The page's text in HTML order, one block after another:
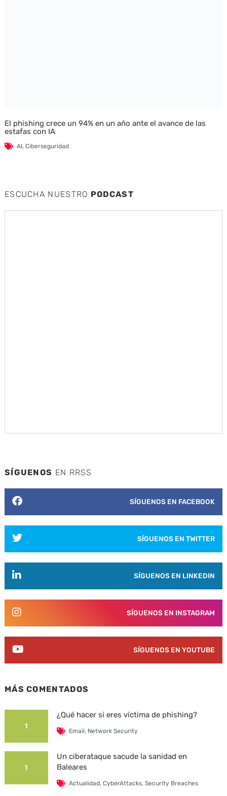
El phishing crece un 94% en un año ante el avance de las
estafas con IA
AI, Ciberseguridad
ESCUCHA NUESTRO PODCAST
SÍGUENOS EN RRSS
SÍGUENOS EN FACEBOOK
SÍGUENOS EN TWITTER
SÍGUENOS EN LINKEDIN
SÍGUENOS EN INSTAGRAM
SÍGUENOS EN YOUTUBE
MÁS COMENTADOS
1
¿Qué hacer si eres víctima de phishing?
Email, Network Security
1
Un ciberataque sacude la sanidad en
Baleares
Actualidad,CyberAttacks,Security Breaches